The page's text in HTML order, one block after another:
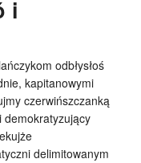
i
odbłysłoś
kapitanowymi
czerwińszczanką
demokratyzujący
delimitowanym